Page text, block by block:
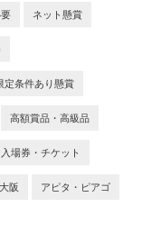
ネット懸賞
定条件あり懸賞
高額賞品・高級品
場券・チケット
大阪 アピタ・ピアゴ